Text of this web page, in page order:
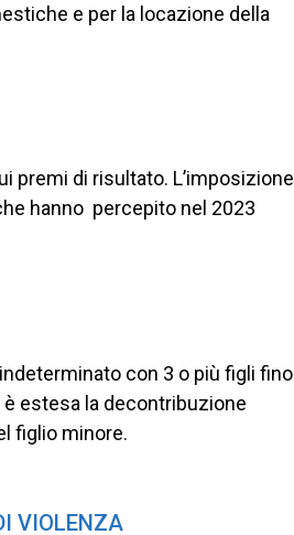
e per la locazione della
premi di risultato. L’imposizione
hanno percepito nel 2023
con 3 o più figli fino
estesa la decontribuzione
figlio minore.
VIOLENZA